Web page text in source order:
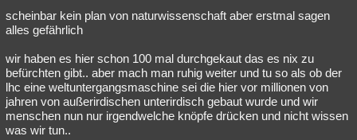
scheinbar kein plan von naturwissenschaft aber erstmal sagen
alles gefährlich
wir haben es hier schon 100 mal durchgekaut das es nix zu
befürchten gibt.. aber mach man ruhig weiter und tu so als ob der
lhc eine weltuntergangsmaschine sei die hier vor millionen von
jahren von außerirdischen unterirdisch gebaut wurde und wir
menschen nun nur irgendwelche knöpfe drücken und nicht wissen
was wir tun..